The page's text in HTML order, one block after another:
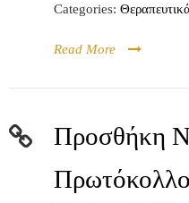
Categories:
Read More
Προσθήκη
Πρωτόκολλο